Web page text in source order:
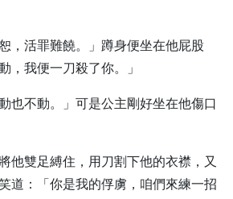
，活罪難饒。」蹲身便坐在他屁股
，我便一刀殺了你。」
也不動。」可是公主剛好坐在他傷口
他雙足縛住，用刀割下他的衣襟，又
道：「你是我的俘虜，咱們來練一招